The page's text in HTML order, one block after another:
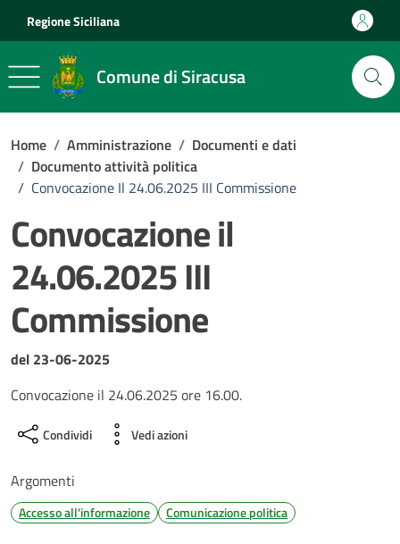
Regione Siciliana
Comune di Siracusa
Home / Amministrazione / Documenti e dati
/ Documento attività politica
/ Convocazione Il 24.06.2025 III Commissione
Convocazione il
24.06.2025 III
Commissione
Dettagli del documento
del 23-06-2025
Convocazione il 24.06.2025 ore 16.00.
Condividi Vedi azioni
Argomenti
Accesso all'informazione Comunicazione politica